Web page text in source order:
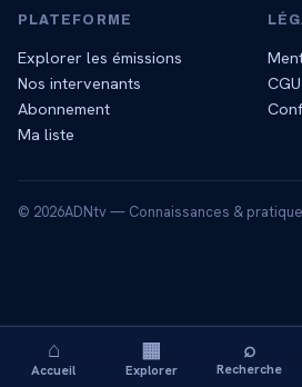
⌂
Accueil
▦
Explorer
⌕
Recherche
PLATEFORME
Explorer les émissions
Nos intervenants
Abonnement
Ma liste
CGU
© 2026ADNtv — Connaissances &